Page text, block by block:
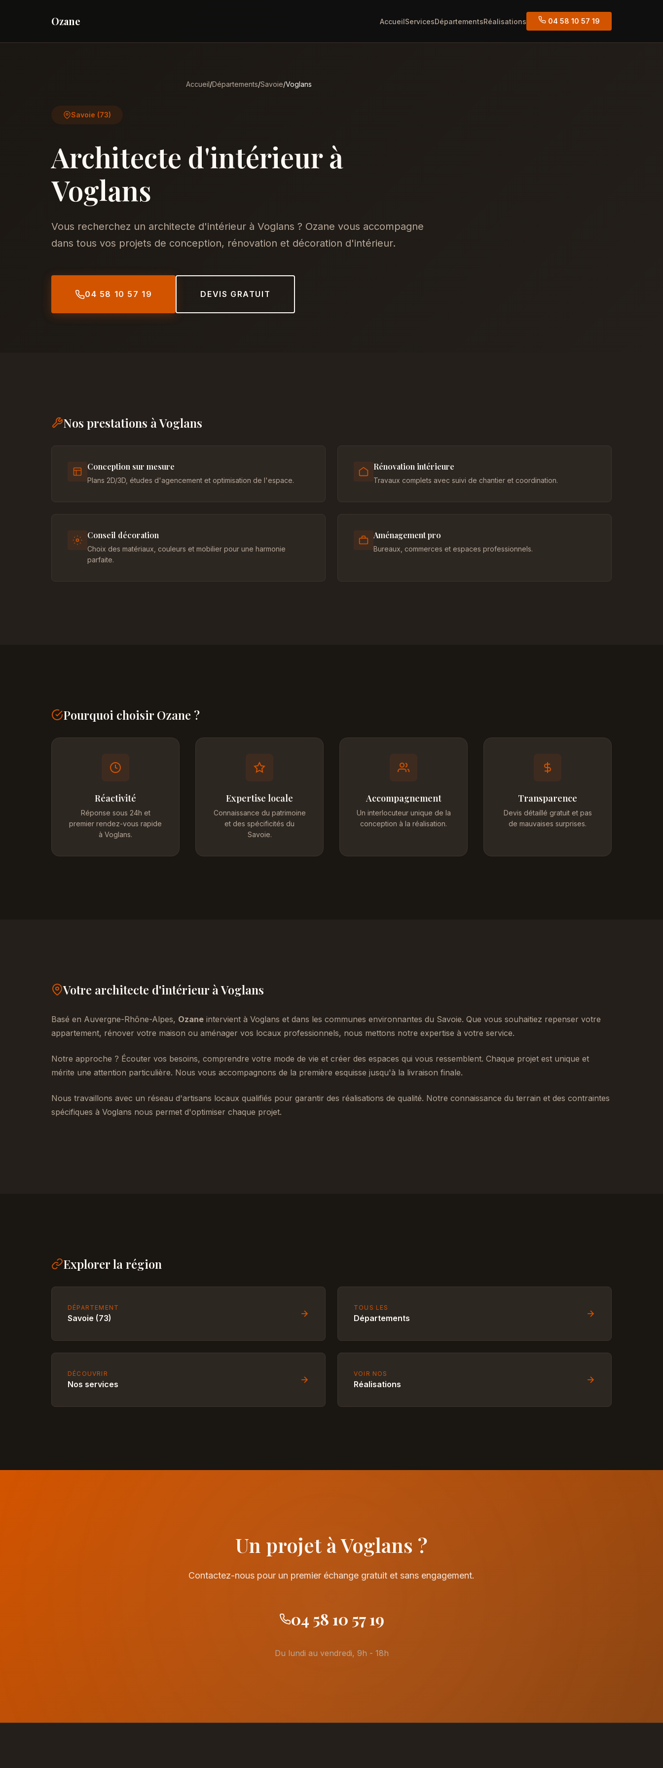
Ozane AccueilServicesDépartementsRéalisations 04 58 10 57 19
Accueil/Départements/Savoie/Voglans
Savoie (73)
Architecte d'intérieur à
Voglans
Vous recherchez un architecte d'intérieur à Voglans ? Ozane vous accompagne
dans tous vos projets de conception, rénovation et décoration d'intérieur.
04 58 10 57 19 DEVIS GRATUIT
Nos prestations à Voglans
Conception sur mesure
Plans 2D/3D, études d'agencement et optimisation de l'espace.
Rénovation intérieure
Travaux complets avec suivi de chantier et coordination.
Conseil décoration
Choix des matériaux, couleurs et mobilier pour une harmonie
parfaite.
Aménagement pro
Bureaux, commerces et espaces professionnels.
Pourquoi choisir Ozane ?
Réactivité
Réponse sous 24h et
premier rendez-vous rapide
à Voglans.
Expertise locale
Connaissance du patrimoine
et des spécificités du
Savoie.
Accompagnement
Un interlocuteur unique de la
conception à la réalisation.
Transparence
Devis détaillé gratuit et pas
de mauvaises surprises.
Votre architecte d'intérieur à Voglans
Basé en Auvergne-Rhône-Alpes, Ozane intervient à Voglans et dans les communes environnantes du Savoie. Que vous souhaitiez repenser votre
appartement, rénover votre maison ou aménager vos locaux professionnels, nous mettons notre expertise à votre service.
Notre approche ? Écouter vos besoins, comprendre votre mode de vie et créer des espaces qui vous ressemblent. Chaque projet est unique et
mérite une attention particulière. Nous vous accompagnons de la première esquisse jusqu'à la livraison finale.
Nous travaillons avec un réseau d'artisans locaux qualifiés pour garantir des réalisations de qualité. Notre connaissance du terrain et des contraintes
spécifiques à Voglans nous permet d'optimiser chaque projet.
Explorer la région
DÉPARTEMENT
Savoie (73)
TOUS LES
Départements
DÉCOUVRIR
Nos services
VOIR NOS
Réalisations
Un projet à Voglans ?
Contactez-nous pour un premier échange gratuit et sans engagement.
04 58 10 57 19
Du lundi au vendredi, 9h - 18h